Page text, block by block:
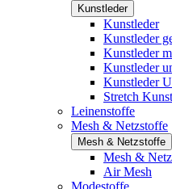
Kunstleder
Kunstleder
Kunstleder
Kunstleder
Kunstleder
Kunstleder
Stretch
Leinenstoffe
Mesh & Netzstoffe
Mesh & Netzstoffe
Mesh &
Air Mesh
Modestoffe